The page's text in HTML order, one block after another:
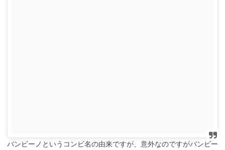
バンビーノというコンビ名の由来ですが、意外なのですがバンビー